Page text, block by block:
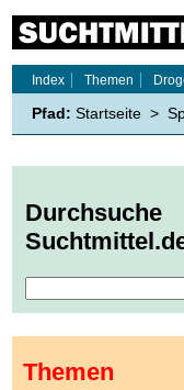
Index
Themen
Pfad: Startseite >
Durchsuche
Themen